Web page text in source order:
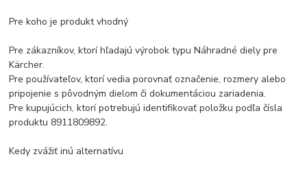
Pre koho je produkt vhodný
Pre zákazníkov, ktorí hľadajú výrobok typu Náhradné diely pre
Kärcher.
Pre používateľov, ktorí vedia porovnať označenie, rozmery alebo
pripojenie s pôvodným dielom či dokumentáciou zariadenia.
Pre kupujúcich, ktorí potrebujú identifikovať položku podľa čísla
produktu 8911809892.
Kedy zvážiť inú alternatívu